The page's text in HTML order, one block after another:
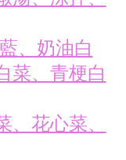
、奶油白
菜、青梗白
花心菜、